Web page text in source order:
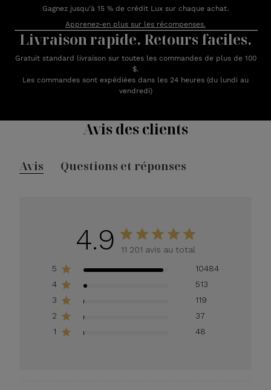
Gagnez jusqu'à 15 % de crédit Lux sur chaque achat.
Apprenez-en plus sur les récompenses.
Livraison rapide. Retours faciles.
Gratuit standard livraison sur toutes les commandes de plus de 100
$.
Les commandes sont expédiées dans les 24 heures (du lundi au
vendredi)
Avis des clients
Avis Questions et réponses
4.9
11 201 avis au total
5
10484
4
513
3
119
2
37
1
48